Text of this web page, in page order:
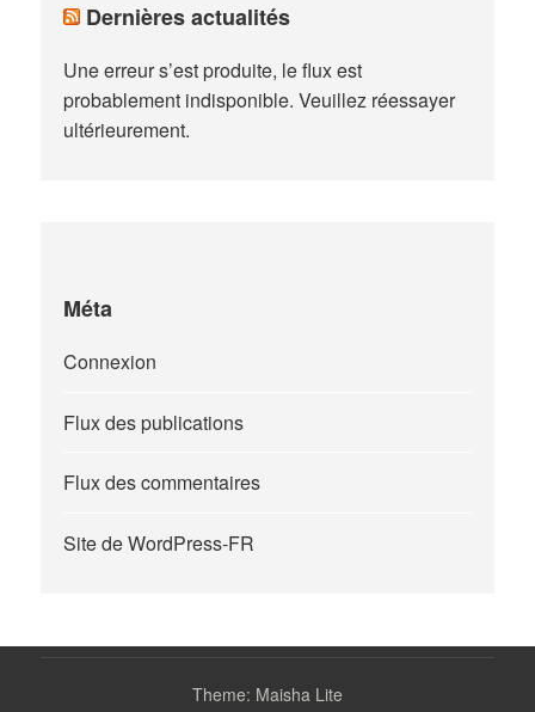
Dernières actualités
Une erreur s’est produite, le flux est
probablement indisponible. Veuillez réessayer
ultérieurement.
Méta
Connexion
Flux des publications
Flux des commentaires
Site de WordPress-FR
Theme: Maisha Lite